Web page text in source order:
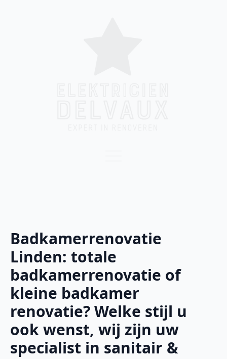
Badkamerrenovatie
Linden: totale
badkamerrenovatie of
kleine badkamer
renovatie? Welke stijl u
ook wenst, wij zijn uw
specialist in sanitair &